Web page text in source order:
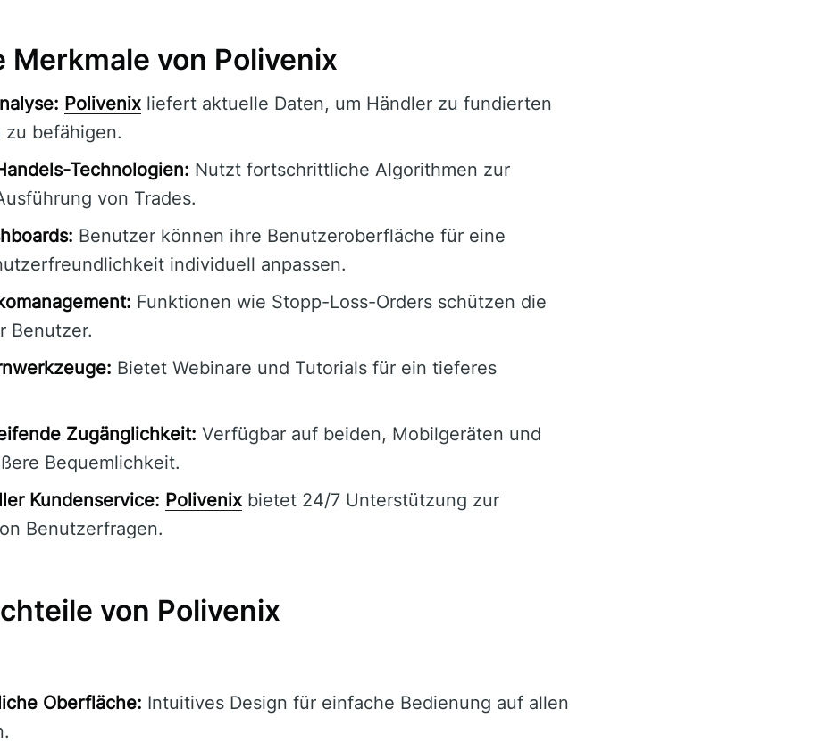
Merkmale von Polivenix
Polivenix liefert aktuelle Daten, um Händler zu fundierten
zu befähigen.
Technologien: Nutzt fortschrittliche Algorithmen zur
von Trades.
Benutzer können ihre Benutzeroberfläche für eine
individuell anpassen.
Funktionen wie Stopp-Loss-Orders schützen die
Benutzer.
Bietet Webinare und Tutorials für ein tieferes
Zugänglichkeit: Verfügbar auf beiden, Mobilgeräten und
Bequemlichkeit.
Kundenservice: Polivenix bietet 24/7 Unterstützung zur
Benutzerfragen.
von Polivenix
Oberfläche: Intuitives Design für einfache Bedienung auf allen